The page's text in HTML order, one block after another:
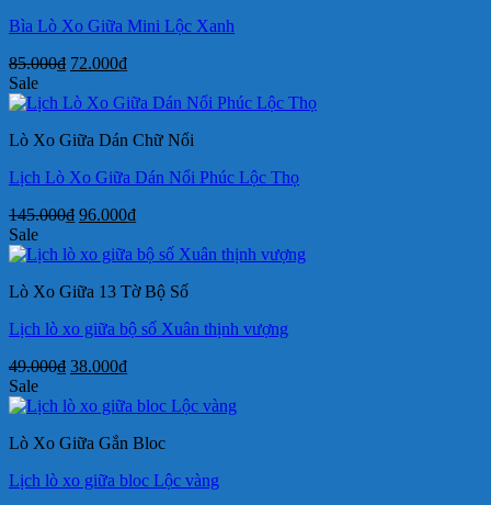
Bìa Lò Xo Giữa Mini Lộc Xanh
85.000₫ Giá
là:
72.000₫Giá
tại
72.000₫.
Sale
Lò Xo Giữa Dán Chữ Nổi
Lịch Lò Xo Giữa Dán Nổi Phúc Lộc Thọ
145.000₫ Giá
là:
96.000₫Giá
tại
96.000₫.
Sale
Lò Xo Giữa 13 Tờ Bộ Số
Lịch lò xo giữa bộ số Xuân thịnh vượng
49.000₫ Giá
là:
38.000₫Giá
tại
38.000₫.
Sale
Lò Xo Giữa Gắn Bloc
Lịch lò xo giữa bloc Lộc vàng